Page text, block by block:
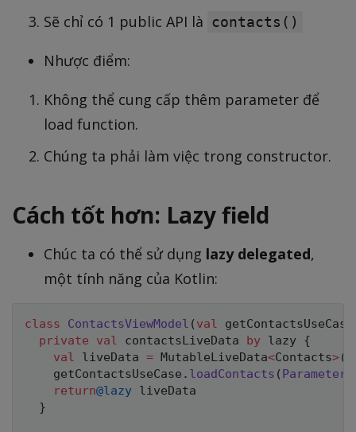
Sẽ chỉ có 1 public API là contacts()
Nhược điểm:
Không thể cung cấp thêm parameter để
load function.
Chúng ta phải làm việc trong constructor.
Cách tốt hơn: Lazy field
Chúc ta có thể sử dụng lazy delegated,
một tính năng của Kotlin:
class ContactsViewModel ( val getContactsUseCase
private
val contactsLiveData by lazy {
val
liveData = MutableLiveData<Contacts>(
    getContactsUseCase
. loadContacts ( Parameters
return@lazy liveData
}